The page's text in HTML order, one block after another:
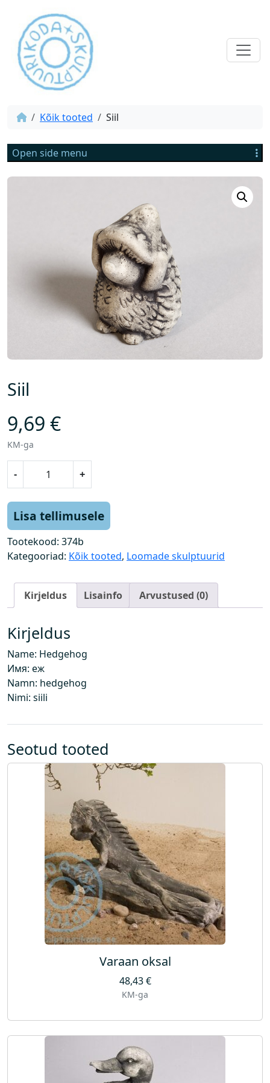
Kõik tooted Siil
Open side menu
Siil
9,69 €
KM-ga
-
k
o
g
+
Lisa tellimusele
Tootekood: 374b
Kategooriad: Kõik tooted, Loomade skulptuurid
Kirjeldus Lisainfo Arvustused (0)
Kirjeldus
Name: Hedgehog
Имя: еж
Namn: hedgehog
Nimi: siili
Seotud tooted
Varaan oksal
48,43€
KM-ga